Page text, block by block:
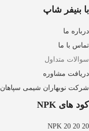
با بنیفر شاپ
درباره ما
تماس با ما
سوالات متداول
دریافت مشاوره
شرکت نوبهاران شیمی سپاهان
کود های NPK
NPK 20 20 20